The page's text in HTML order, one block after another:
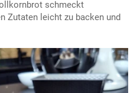
schmeckt
Zutaten leicht zu backen und